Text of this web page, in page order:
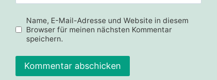
Name, E-Mail-Adresse und Website in diesem
Browser für meinen nächsten Kommentar
speichern.